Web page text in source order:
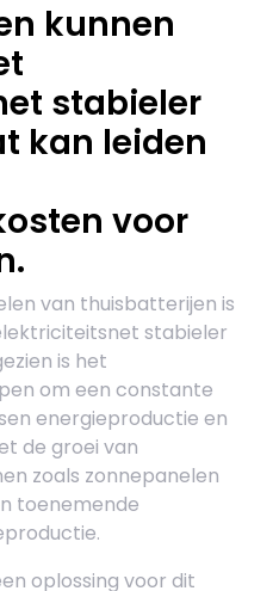
kunnen
stabieler
kan leiden
voor
van thuisbatterijen is
stabieler
is het
om een constante
energieproductie en
de groei van
zoals zonnepanelen
toenemende
oplossing voor dit